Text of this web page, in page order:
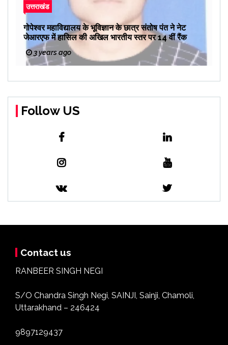
उत्तराखंड
गोपेश्वर महाविद्यालय के भूविज्ञान के छात्र संतोष पंत ने नेट
जेआरएफ में हासिल की अखिल भारतीय स्तर पर 14 वीं रैंक
3 years ago
Follow US
Contact us
RANBEER SINGH NEGI
S/O Chandra Singh Negi, SAINJI, Sainji, Chamoli,
Uttarakhand – 246424
9897129437